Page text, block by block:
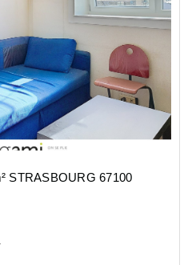
STRASBOURG 67100